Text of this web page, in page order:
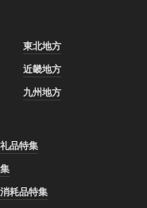
東北地方
近畿地方
九州地方
品特集
耗品特集